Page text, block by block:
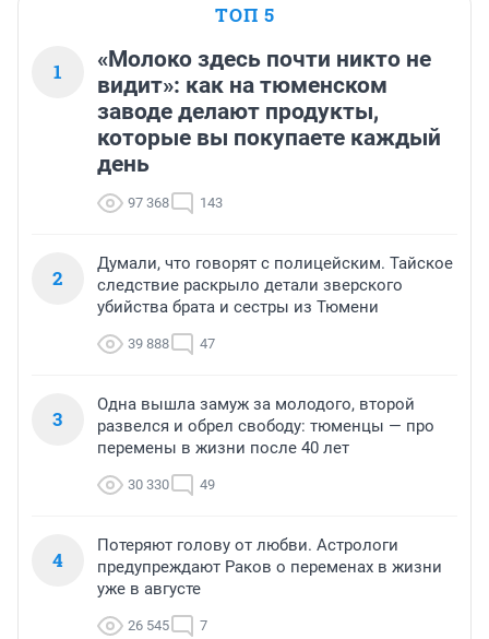
ТОП 5
1
«Молоко здесь почти никто не
видит»: как на тюменском
заводе делают продукты,
которые вы покупаете каждый
день
97 368 143
2
Думали, что говорят с полицейским. Тайское
следствие раскрыло детали зверского
убийства брата и сестры из Тюмени
39 888 47
3
Одна вышла замуж за молодого, второй
развелся и обрел свободу: тюменцы — про
перемены в жизни после 40 лет
30 330 49
4
Потеряют голову от любви. Астрологи
предупреждают Раков о переменах в жизни
уже в августе
26 545 7